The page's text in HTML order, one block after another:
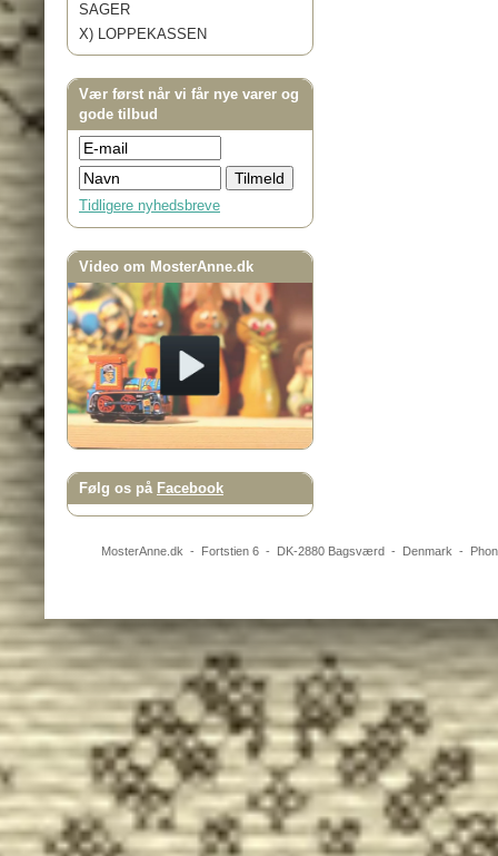
SAGER
X) LOPPEKASSEN
Vær først når vi får nye varer og
gode tilbud
Tidligere nyhedsbreve
Video om MosterAnne.dk
Følg os på Facebook
MosterAnne.dk - Fortstien 6- DK-2880 Bagsværd- Denmark -